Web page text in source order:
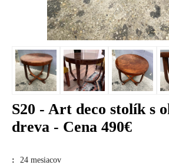
S20 - Art deco stolík s
dreva - Cena 490€
: 24 mesiacov